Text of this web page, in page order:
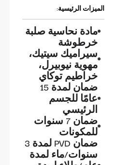
الميزات الرئيسية:
مادة نحاسية صلبة
خرطوشة
سيراميك سيتيك،
مهوية نيوبيرل،
خراطيم توكاي
ضمان لمدة 15
عامًا للجسم
الرئيسي
ضمان 7 سنوات
للمكونات
ضمان PVD لمدة 3
سنوات/ماء لمدة